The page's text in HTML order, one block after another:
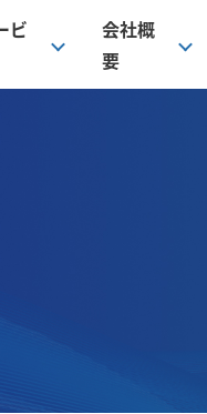
ビ
会社概
要